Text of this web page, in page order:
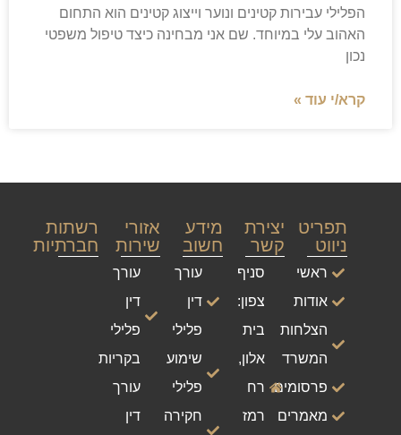
הפלילי עבירות קטינים ונוער וייצוג קטינים הוא התחום
האהוב עלי במיוחד. שם אני מבחינה כיצד טיפול משפטי
נכון
קרא/י עוד »
תפריט
ניווט
ראשי
אודות
הצלחות
המשרד
פרסומים
מאמרים
יצירת
קשר
סניף
צפון:
בית
אלון,
רח
רמז
מידע
חשוב
עורך
דין
פלילי
שימוע
פלילי
חקירה
אזורי
שירות
עורך
דין
פלילי
בקריות
עורך
דין
רשתות
חברתיות